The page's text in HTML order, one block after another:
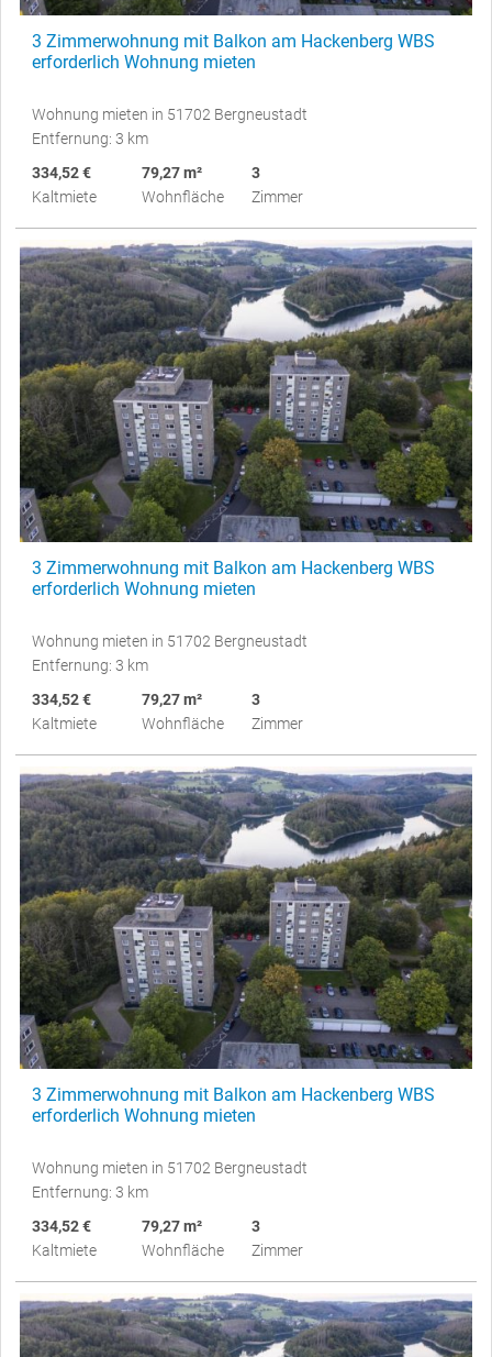
3 Zimmerwohnung mit Balkon am Hackenberg WBS
erforderlich Wohnung mieten
Wohnung mieten in 51702 Bergneustadt
Entfernung: 3 km
334,52 €
Kaltmiete
79,27 m²
Wohnfläche
3
Zimmer
3 Zimmerwohnung mit Balkon am Hackenberg WBS
erforderlich Wohnung mieten
Wohnung mieten in 51702 Bergneustadt
Entfernung: 3 km
334,52 €
Kaltmiete
79,27 m²
Wohnfläche
3
Zimmer
3 Zimmerwohnung mit Balkon am Hackenberg WBS
erforderlich Wohnung mieten
Wohnung mieten in 51702 Bergneustadt
Entfernung: 3 km
334,52 €
Kaltmiete
79,27 m²
Wohnfläche
3
Zimmer